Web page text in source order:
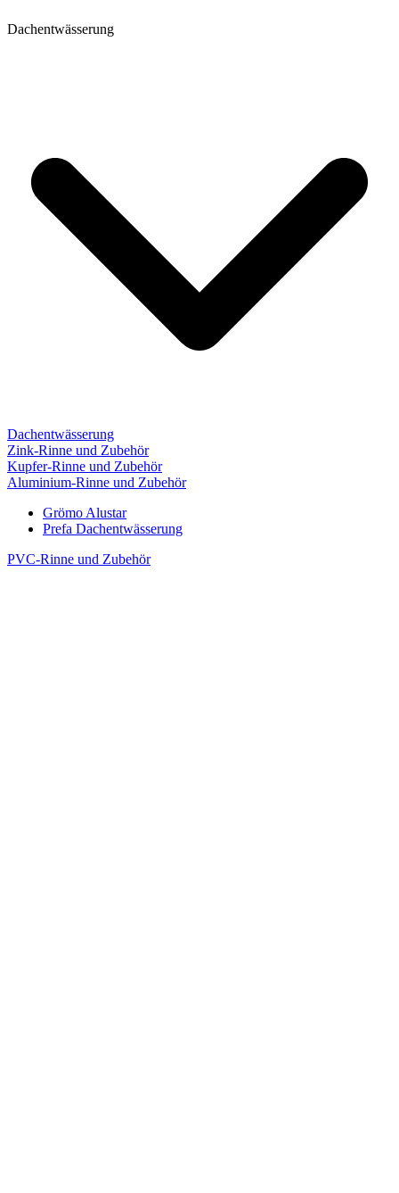
Dachentwässerung
Dachentwässerung
Zink-Rinne und Zubehör
Kupfer-Rinne und Zubehör
Aluminium-Rinne und Zubehör
Grömo Alustar
Prefa Dachentwässerung
PVC-Rinne und Zubehör